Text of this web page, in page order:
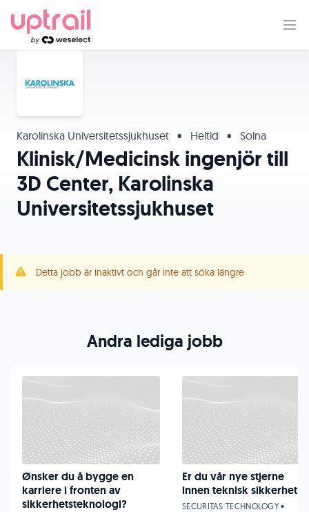
Karolinska Universitetssjukhuset • Heltid • Solna
Klinisk/Medicinsk ingenjör till
3D Center, Karolinska
Universitetssjukhuset
Detta jobb är inaktivt och går inte att söka längre
Andra lediga jobb
Ønsker du å bygge en
karriere i fronten av
sikkerhetsteknologi?
Er du vår nye stjerne
innen teknisk sikkerhet?
SECURITAS TECHNOLOGY •